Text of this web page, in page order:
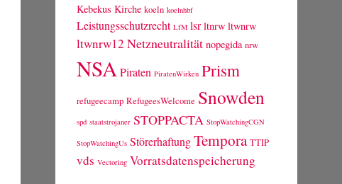
Kebekus Kirche koeln koelnhbf
Leistungsschutzrecht LfM lsr ltnrw ltwnrw
ltwnrw12 Netzneutralität nopegida nrw
NSAPiraten PiratenWirken Prism
refugeecamp RefugeesWelcome Snowden
spd staatstrojaner STOPPACTA StopWatchingCGN
StopWatchingUs StörerhaftungTempora TTIP
vds Vectoring Vorratsdatenspeicherung